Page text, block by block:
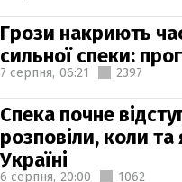
Грози накриють
сильної спеки:
7 серпня, 06:21 2397
Спека почне
розповіли, коли та
Україні
6 серпня, 20:00 1062